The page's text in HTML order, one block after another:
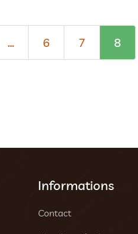
… 6 7 8
Informations
Contact